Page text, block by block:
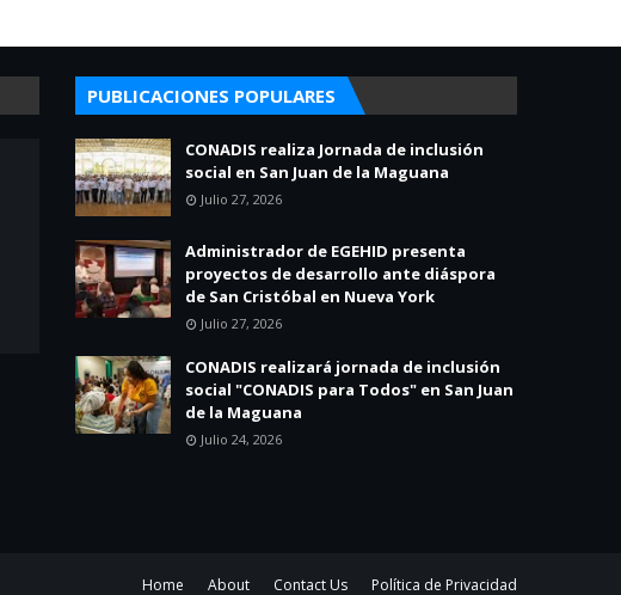
PUBLICACIONES POPULARES
CONADIS realiza Jornada de inclusión
social en San Juan de la Maguana
Julio 27, 2026
Administrador de EGEHID presenta
proyectos de desarrollo ante diáspora
de San Cristóbal en Nueva York
Julio 27, 2026
CONADIS realizará jornada de inclusión
social "CONADIS para Todos" en San Juan
de la Maguana
Julio 24, 2026
Home About Contact Us Política de Privacidad